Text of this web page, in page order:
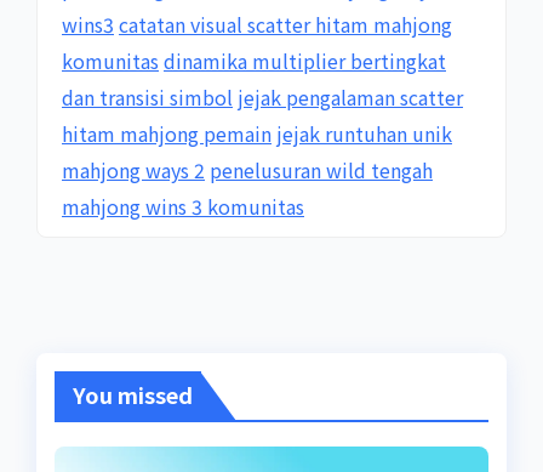
wins3 catatan visual scatter hitam mahjong
komunitas dinamika multiplier bertingkat
dan transisi simbol jejak pengalaman scatter
hitam mahjong pemain jejak runtuhan unik
mahjong ways 2 penelusuran wild tengah
mahjong wins 3 komunitas
You missed